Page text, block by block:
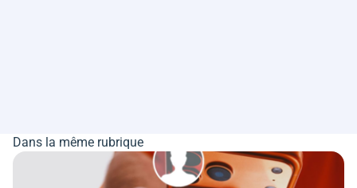
Dans la même rubrique